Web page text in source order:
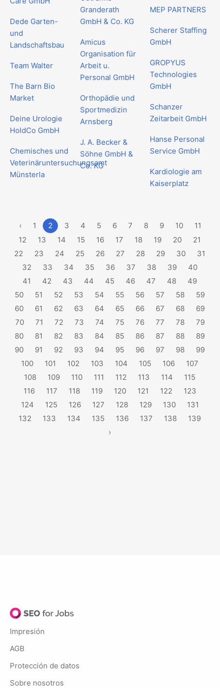
Dede Garten-
und
Landschaftsbau
Team Walter
The Barn Bio
Market
Deine Urologie
HoldCo GmbH
Chemisches und
Veterinäruntersuchungsamt
Münsterla
Granderath
GmbH & Co. KG
Amicus
Organisation für
Arbeit u.
Personal GmbH
Orthopädie und
Sportmedizin
Arnsberg
J. A. Becker &
Söhne GmbH &
Co. KG
MEP PARTNERS
Scherer Staffing
GmbH
GROPYUS
Technologies
GmbH
Schanzer
Zeitarbeit GmbH
Hanse Personal
Service GmbH
Kardiologie am
Kaiserplatz
‹ 1 2 3 4 5 6 7 8 9 10
11
12
13 14 15 16 17 18 19 20
21
22
23 24 25 26 27 28 29 30
31
32
33 34 35 36 37 38 39
40
41
42 43 44 45 46 47 48
49
50
51 52 53 54 55 56 57 58
59
60
61 62 63 64 65 66 67 68
69
70
71 72 73 74 75 76 77 78
79
80
81 82 83 84 85 86 87 88
89
90
91 92 93 94 95 96 97 98
99
100
101 102 103 104 105 106
107
108
109 110 111 112 113 114
115
116
117 118 119 120 121 122
123
124
125 126 127 128 129 130
131
132
133 134 135 136 137 138
139
›
Impresión
AGB
Protección de datos
Sobre nosotros